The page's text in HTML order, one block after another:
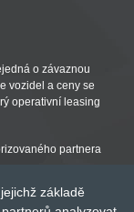
o závaznou
vozidel a ceny se
operativní leasing
partnera
základě